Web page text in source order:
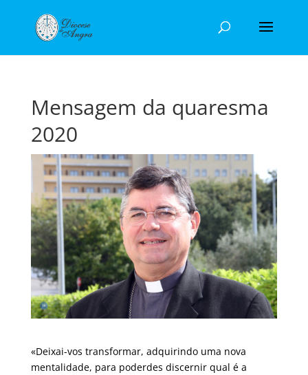
Mensagem da quaresma
2020
«Deixai-vos transformar, adquirindo uma nova
mentalidade, para poderdes discernir qual é a